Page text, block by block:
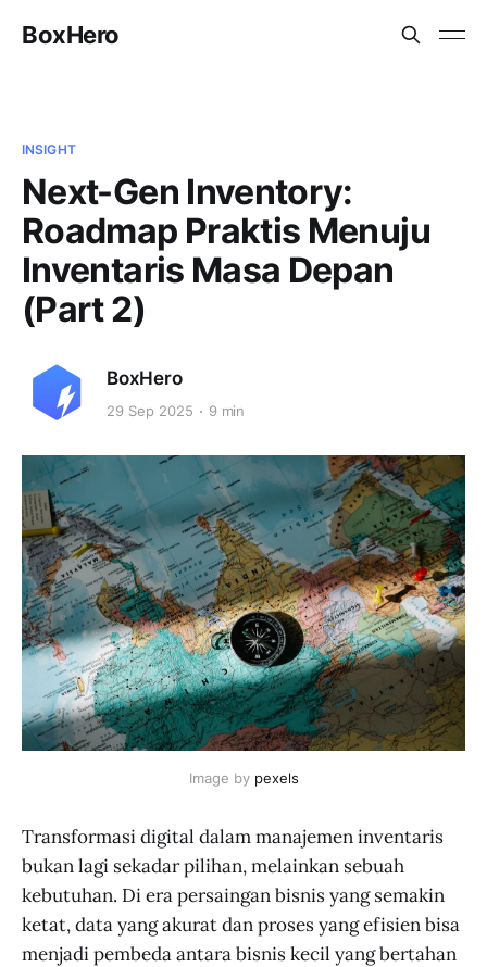
BoxHero
INSIGHT
Next-Gen Inventory:
Roadmap Praktis Menuju
Inventaris Masa Depan
(Part 2)
BoxHero
29 Sep 2025 9 min
Image by pexels
Transformasi digital dalam manajemen inventaris
bukan lagi sekadar pilihan, melainkan sebuah
kebutuhan. Di era persaingan bisnis yang semakin
ketat, data yang akurat dan proses yang efisien bisa
menjadi pembeda antara bisnis kecil yang bertahan